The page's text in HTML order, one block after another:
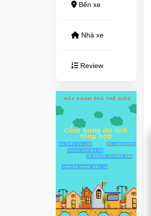
Bến xe
Nhà xe
Review